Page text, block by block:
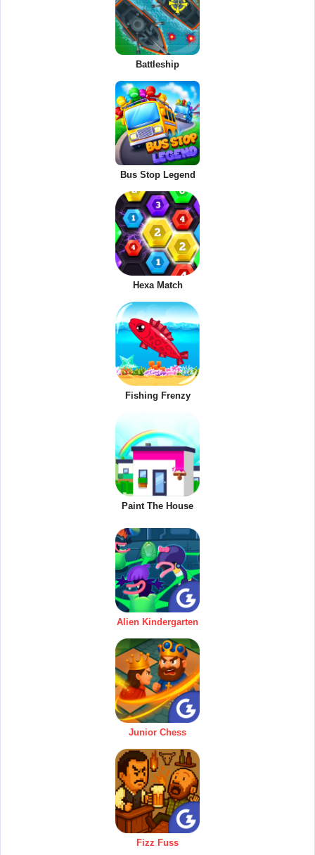
Battleship
Bus Stop Legend
Hexa Match
Fishing Frenzy
Paint The House
Alien Kindergarten
Junior Chess
Fizz Fuss